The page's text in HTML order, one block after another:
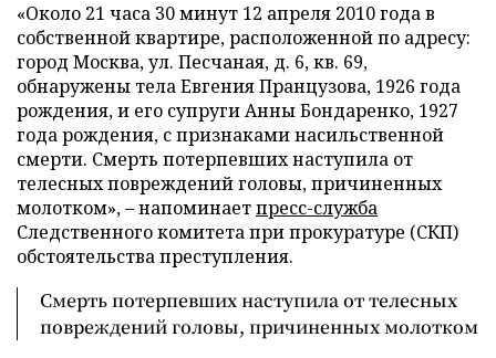
«Около 21 часа 30 минут 12 апреля 2010 года в
собственной квартире, расположенной по адресу:
город Москва, ул. Песчаная, д. 6, кв. 69,
обнаружены тела Евгения Пранцузова, 1926 года
рождения, и его супруги Анны Бондаренко, 1927
года рождения, с признаками насильственной
смерти. Смерть потерпевших наступила от
телесных повреждений головы, причиненных
молотком», – напоминаетпресс-служба
Следственного комитета при прокуратуре (СКП)
обстоятельства преступления.
Смерть потерпевших наступила от телесных
повреждений головы, причиненных молотком